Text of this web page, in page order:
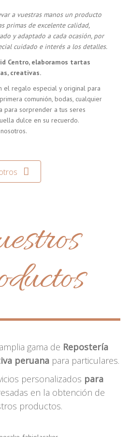
a vuestras manos un producto
primas de excelente calidad,
y adaptado a cada ocasión, por
cuidado e interés a los detalles.
Centro, elaboramos tartas
creativas.
el regalo especial y original para
comunión, bodas, cualquier
para sorprender a tus seres
dulce en su recuerdo.
gama de Repostería
peruanapara particulares.
personalizados para
en la obtención de
productos.